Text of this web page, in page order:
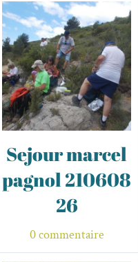
Sejour marcel
pagnol 210608
26
0 commentaire